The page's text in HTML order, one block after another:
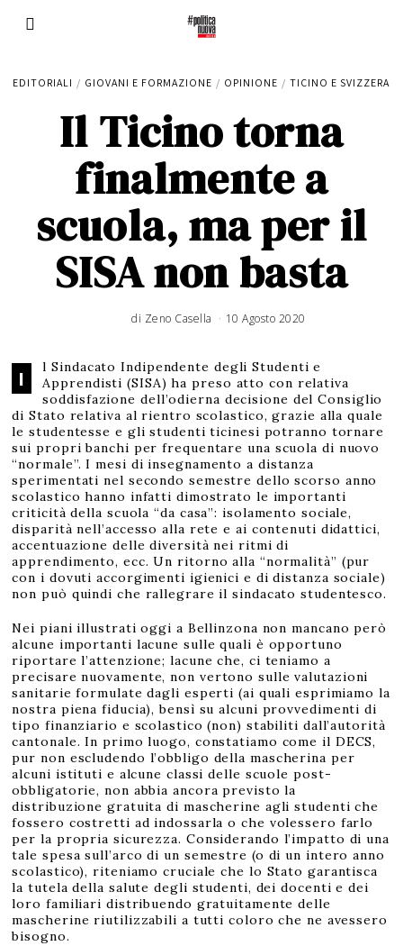
EDITORIALI / GIOVANI E FORMAZIONE / OPINIONE / TICINO E SVIZZERA
Il Ticino torna
finalmente a
scuola, ma per il
SISA non basta
di Zeno Casella 10 Agosto 2020
I
l Sindacato Indipendente degli Studenti e
Apprendisti (SISA) ha preso atto con relativa
soddisfazione dell’odierna decisione del Consiglio
di Stato relativa al rientro scolastico, grazie alla quale
le studentesse e gli studenti ticinesi potranno tornare
sui propri banchi per frequentare una scuola di nuovo
“normale”. I mesi di insegnamento a distanza
sperimentati nel secondo semestre dello scorso anno
scolastico hanno infatti dimostrato le importanti
criticità della scuola “da casa”: isolamento sociale,
disparità nell’accesso alla rete e ai contenuti didattici,
accentuazione delle diversità nei ritmi di
apprendimento, ecc. Un ritorno alla “normalità” (pur
con i dovuti accorgimenti igienici e di distanza sociale)
non può quindi che rallegrare il sindacato studentesco.
Nei piani illustrati oggi a Bellinzona non mancano però
alcune importanti lacune sulle quali è opportuno
riportare l’attenzione; lacune che, ci teniamo a
precisare nuovamente, non vertono sulle valutazioni
sanitarie formulate dagli esperti (ai quali esprimiamo la
nostra piena fiducia), bensì su alcuni provvedimenti di
tipo finanziario e scolastico (non) stabiliti dall’autorità
cantonale. In primo luogo, constatiamo come il DECS,
pur non escludendo l’obbligo della mascherina per
alcuni istituti e alcune classi delle scuole post-
obbligatorie, non abbia ancora previsto la
distribuzione gratuita di mascherine agli studenti che
fossero costretti ad indossarla o che volessero farlo
per la propria sicurezza. Considerando l’impatto di una
tale spesa sull’arco di un semestre (o di un intero anno
scolastico), riteniamo cruciale che lo Stato garantisca
la tutela della salute degli studenti, dei docenti e dei
loro familiari distribuendo gratuitamente delle
mascherine riutilizzabili a tutti coloro che ne avessero
bisogno.